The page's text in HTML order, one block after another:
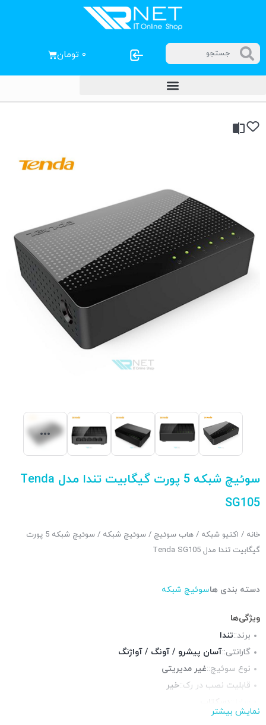
۰ تومان
سوئیچ شبکه 5 پورت گیگابیت تندا مدل Tenda
SG105
خانه / اکتیو شبکه / هاب سوئیچ / سوئیچ شبکه
/ سوئیچ شبکه 5 پورت
گیگابیت تندا مدل Tenda SG105
دسته بندی هاسوئیچ شبکه
ویژگی‌ها
برند::تندا
گارانتی::آسان پیشرو / آونگ / آواژنگ
نوع سوئیچ::غیر مدیریتی
قابلیت نصب در رک::خیر
پورت شبکه::
نمایش بیشتر